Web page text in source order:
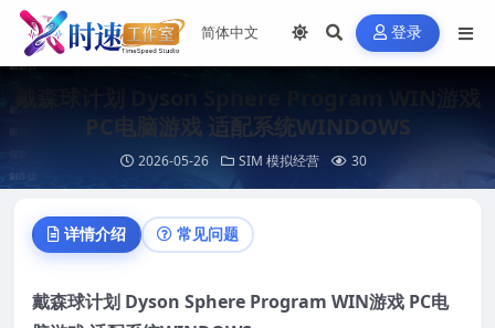
登录
戴森球计划 Dyson Sphere Program WIN游戏
PC电脑游戏 适配系统WINDOWS
2026-05-26 SIM 模拟经营 30
详情介绍 常见问题
戴森球计划 Dyson Sphere Program WIN游戏 PC电